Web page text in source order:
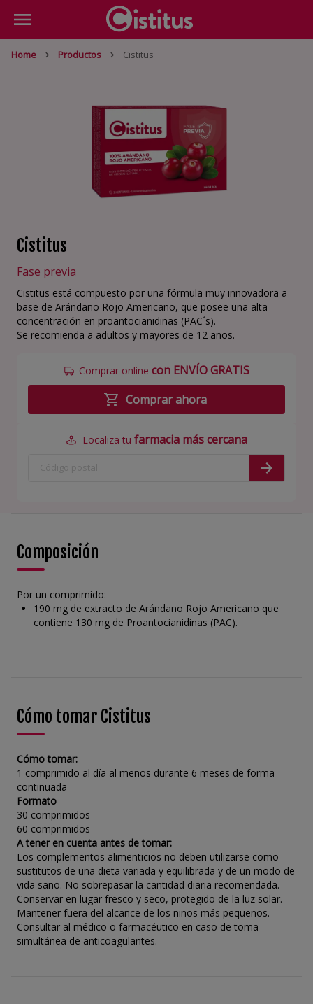
Home Productos Cistitus
Cistitus
Fase previa
Cistitus está compuesto por una fórmula muy innovadora a
base de Arándano Rojo Americano, que posee una alta
concentración en proantocianidinas (PAC´s).
Se recomienda a adultos y mayores de 12 años.
Comprar online con ENVÍO GRATIS
Comprar ahora
Localiza tu farmacia más cercana
Composición
Por un comprimido:
190 mg de extracto de Arándano Rojo Americano que
contiene 130 mg de Proantocianidinas (PAC).
Cómo tomar Cistitus
Cómo tomar:
1 comprimido al día al menos durante 6 meses de forma
continuada
Formato
30 comprimidos
60 comprimidos
A tener en cuenta antes de tomar:
Los complementos alimenticios no deben utilizarse como
sustitutos de una dieta variada y equilibrada y de un modo de
vida sano. No sobrepasar la cantidad diaria recomendada.
Conservar en lugar fresco y seco, protegido de la luz solar.
Mantener fuera del alcance de los niños más pequeños.
Consultar al médico o farmacéutico en caso de toma
simultánea de anticoagulantes.